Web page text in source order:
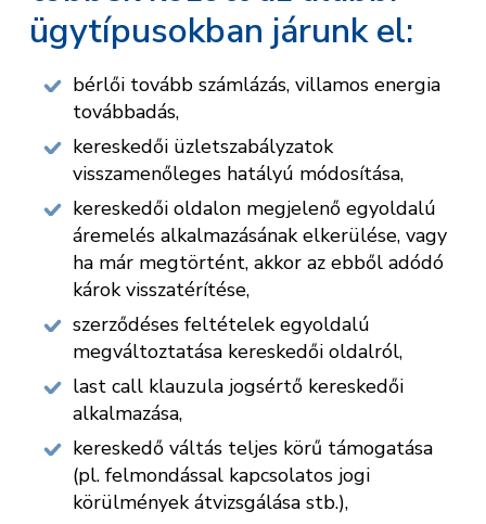
ügytípusokban járunk el:
bérlői tovább számlázás, villamos energia
továbbadás,
kereskedői üzletszabályzatok
visszamenőleges hatályú módosítása,
kereskedői oldalon megjelenő egyoldalú
áremelés alkalmazásának elkerülése, vagy
ha már megtörtént, akkor az ebből adódó
károk visszatérítése,
szerződéses feltételek egyoldalú
megváltoztatása kereskedői oldalról,
last call klauzula jogsértő kereskedői
alkalmazása,
kereskedő váltás teljes körű támogatása
(pl. felmondással kapcsolatos jogi
körülmények átvizsgálása stb.),